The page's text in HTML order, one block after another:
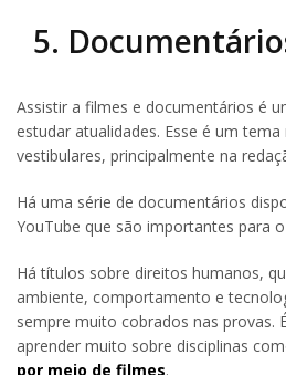
5.
Assistir a filmes e documentários é
estudar atualidades. Esse é um
vestibulares, principalmente na
Há uma série de documentários
YouTube que são importantes para
Há títulos sobre direitos humanos,
ambiente, comportamento e
sempre muito cobrados nas provas.
aprender muito sobre disciplinas
por meio de filmes.